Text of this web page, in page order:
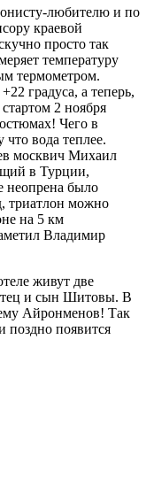
любителю и по
краевой
просто так
температуру
термометром.
градуса, а теперь,
2 ноября
Чего в
вода теплее.
москвич Михаил
в Турции,
неопрена было
триатлон можно
на 5 км
Владимир
живут две
и сын Шитовы. В
Айронменов! Так
поздно появится